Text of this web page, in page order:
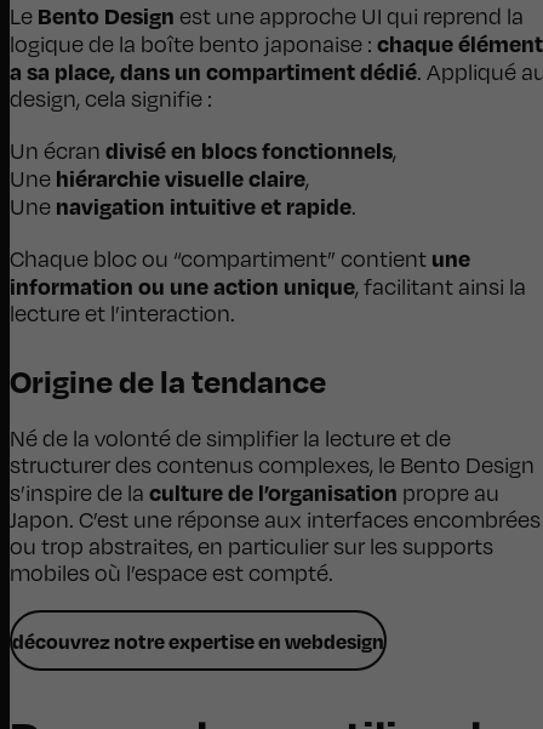
Le Bento Design est une approche UI qui reprend la
logique de la boîte bento japonaise : chaque élément
a sa place, dans un compartiment dédié. Appliqué
design, cela signifie :
Un écran divisé en blocs fonctionnels,
Une hiérarchie visuelle claire,
Une navigation intuitive et rapide.
Chaque bloc ou “compartiment” contient une
information ou une action unique, facilitant ainsi la
lecture et l’interaction.
Origine de la tendance
Né de la volonté de simplifier la lecture et de
structurer des contenus complexes, le Bento Design
s’inspire de la culture de l’organisation propre au
Japon. C’est une réponse aux interfaces encombrées
ou trop abstraites, en particulier sur les supports
mobiles où l’espace est compté.
découvrez notre expertise en webdesign